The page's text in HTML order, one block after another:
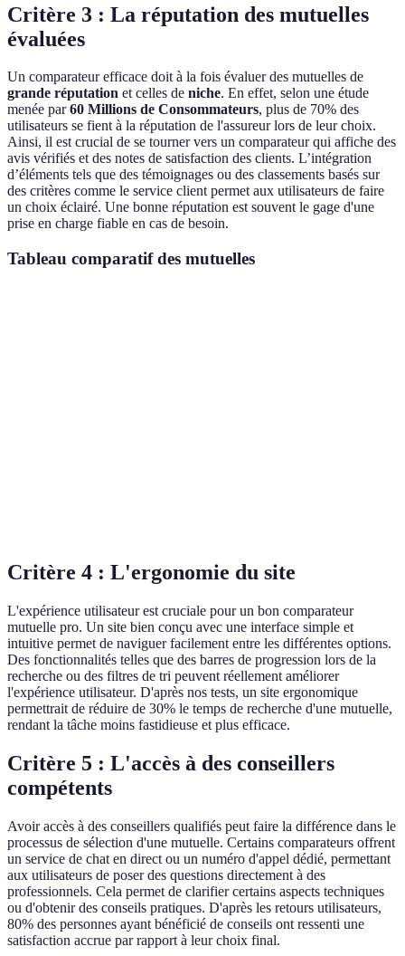
Critère 3 : La réputation des mutuelles
évaluées
Un comparateur efficace doit à la fois évaluer des mutuelles de
grande réputation et celles de niche. En effet, selon une étude
menée par60 Millions de Consommateurs, plus de 70% des
utilisateurs se fient à la réputation de l'assureur lors de leur choix.
Ainsi, il est crucial de se tourner vers un comparateur qui affiche des
avis vérifiés et des notes de satisfaction des clients. L’intégration
d’éléments tels que des témoignages ou des classements basés sur
des critères comme le service client permet aux utilisateurs de faire
un choix éclairé. Une bonne réputation est souvent le gage d'une
prise en charge fiable en cas de besoin.
Tableau comparatif des mutuelles
Critère 4 : L'ergonomie du site
L'expérience utilisateur est cruciale pour un bon comparateur
mutuelle pro. Un site bien conçu avec une interface simple et
intuitive permet de naviguer facilement entre les différentes options.
Des fonctionnalités telles que des barres de progression lors de la
recherche ou des filtres de tri peuvent réellement améliorer
l'expérience utilisateur. D'après nos tests, un site ergonomique
permettrait de réduire de 30% le temps de recherche d'une mutuelle,
rendant la tâche moins fastidieuse et plus efficace.
Critère 5 : L'accès à des conseillers
compétents
Avoir accès à des conseillers qualifiés peut faire la différence dans le
processus de sélection d'une mutuelle. Certains comparateurs offrent
un service de chat en direct ou un numéro d'appel dédié, permettant
aux utilisateurs de poser des questions directement à des
professionnels. Cela permet de clarifier certains aspects techniques
ou d'obtenir des conseils pratiques. D'après les retours utilisateurs,
80% des personnes ayant bénéficié de conseils ont ressenti une
satisfaction accrue par rapport à leur choix final.